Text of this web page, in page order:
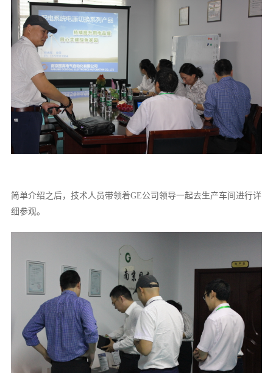
简单介绍之后，技术人员带领着GE公司领导一起去生产车间进行详
细参观。